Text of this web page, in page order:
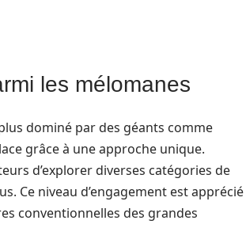
les mélomanes
dominé par des géants comme
grâce à une approche unique.
d’explorer diverses catégories de
Ce niveau d’engagement est apprécié
conventionnelles des grandes